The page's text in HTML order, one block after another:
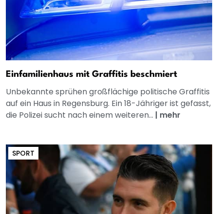
Einfamilienhaus mit Graffitis beschmiert
Unbekannte sprühen großflächige politische Graffitis
auf ein Haus in Regensburg. Ein 18-Jähriger ist gefasst,
die Polizei sucht nach einem weiteren... | mehr
SPORT